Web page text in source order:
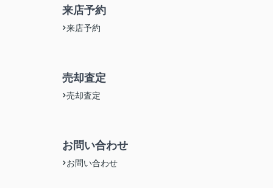
来店予約
来店予約
売却査定
売却査定
お問い合わせ
お問い合わせ